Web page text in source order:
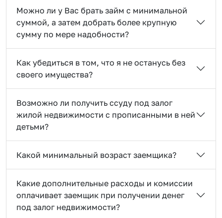
Можно ли у Вас брать займ с минимальной
суммой, а затем добрать более крупную
сумму по мере надобности?
Как убедиться в том, что я не останусь без
своего имущества?
Возможно ли получить ссуду под залог
жилой недвижимости с прописанными в ней
детьми?
Какой минимальный возраст заемщика?
Какие дополнительные расходы и комиссии
оплачивает заемщик при получении денег
под залог недвижимости?